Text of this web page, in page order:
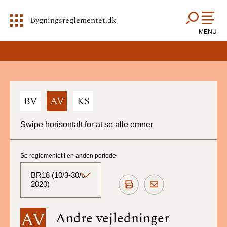
Bygningsreglementet.dk
MENU
BV AV KS
Swipe horisontalt for at se alle emner
AV Andre vejledninger
Se reglementet i en anden periode
BR18 (10/3-30/6
2020)
BR18 (Aktuelt)